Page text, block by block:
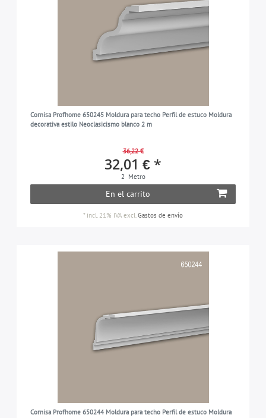
Cornisa Profhome 650245 Moldura para techo Perfil de estuco Moldura
decorativa estilo Neoclasicismo blanco 2 m
36,22 €
32,01 € *
2 Metro
En el carrito
* incl. 21% IVA excl.Gastos de envío
Cornisa Profhome 650244 Moldura para techo Perfil de estuco Moldura